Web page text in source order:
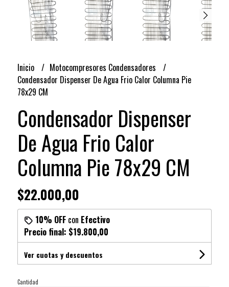
Inicio
Motocompresores Condensadores
Condensador Dispenser De Agua Frio Calor Columna Pie
78x29 CM
Condensador Dispenser
De Agua Frio Calor
Columna Pie 78x29 CM
$22.000,00
10% OFFcon Efectivo
Precio final: $19.800,00
Ver cuotas y descuentos
Cantidad